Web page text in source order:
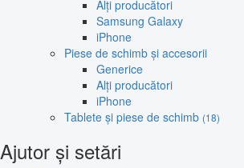
Alți producători
Samsung Galaxy
iPhone
Piese de schimb și accesorii
Generice
Alți producători
iPhone
Tablete și piese de schimb (18)
Ajutor și setări